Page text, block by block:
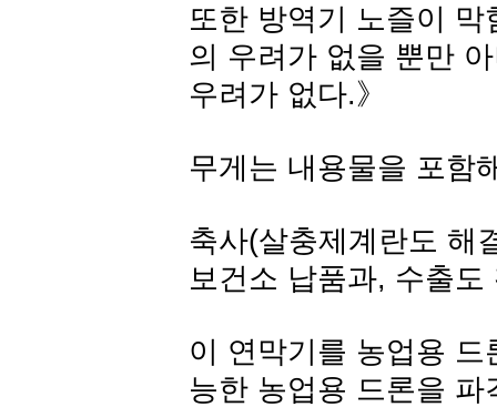
또한 방역기 노즐이
의 우려가 없을 뿐만
우려가 없다.》
무게는 내용물을 포함
축사(살충제계란도 해
보건소 납품과, 수출
이 연막기를 농업용
능한 농업용 드론을